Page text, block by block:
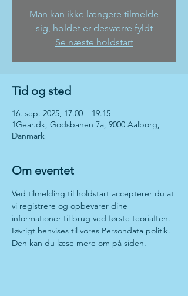
Man kan ikke længere tilmelde
sig, holdet er desværre fyldt
Se næste holdstart
Tid og sted
16. sep. 2025, 17.00 – 19.15
1Gear.dk, Godsbanen 7a, 9000 Aalborg,
Danmark
Om eventet
Ved tilmelding til holdstart accepterer du at
vi registrere og opbevarer dine
informationer til brug ved første teoriaften.
Iøvrigt henvises til vores Persondata politik.
Den kan du læse mere om på siden.